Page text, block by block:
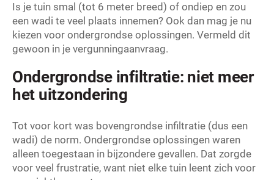
Is je tuin smal (tot 6 meter breed) of ondiep en zou
een wadi te veel plaats innemen? Ook dan mag je nu
kiezen voor ondergrondse oplossingen. Vermeld dit
gewoon in je vergunningaanvraag.
Ondergrondse infiltratie: niet meer
het uitzondering
Tot voor kort was bovengrondse infiltratie (dus een
wadi) de norm. Ondergrondse oplossingen waren
alleen toegestaan in bijzondere gevallen. Dat zorgde
voor veel frustratie, want niet elke tuin leent zich voor